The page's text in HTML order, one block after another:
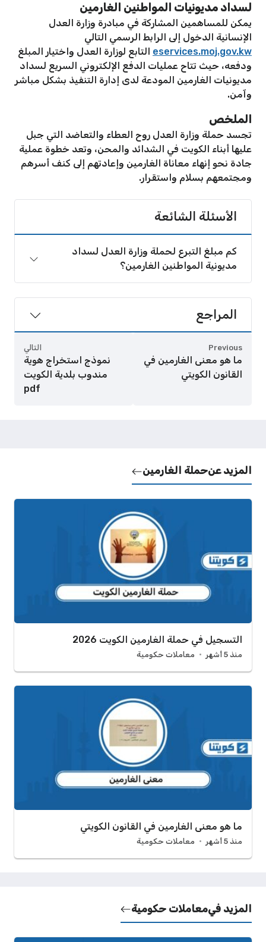
لسداد مديونيات المواطنين الغارمين
يمكن للمساهمين المشاركة في مبادرة وزارة العدل
الإنسانية الدخول إلى الرابط الرسمي التالي
eservices.moj.gov.kw التابع لوزارة العدل واختيار المبلغ
ودفعه، حيث تتاح عمليات الدفع الإلكتروني السريع لسداد
مديونيات الغارمين المودعة لدى إدارة التنفيذ بشكل مباشر
وآمن.
الملخص
تجسد حملة وزارة العدل روح العطاء والتعاضد التي جبل
عليها أبناء الكويت في الشدائد والمحن، وتعد خطوة عملية
جادة نحو إنهاء معاناة الغارمين وإعادتهم إلى كنف أسرهم
ومجتمعهم بسلام واستقرار.
الأسئلة الشائعة
كم مبلغ التبرع لحملة وزارة العدل لسداد
مديونية المواطنين الغارمين؟
المراجع
Previous
ما هو معنى الغارمين في
القانون الكويتي
التالي
نموذج استخراج هوية
مندوب بلدية الكويت
pdf
المزيد عنحملة الغارمين
التسجيل في حملة الغارمين الكويت 2026
منذ 5 أشهر معاملات حكومية
ما هو معنى الغارمين في القانون الكويتي
منذ 5 أشهر معاملات حكومية
المزيد فيمعاملات حكومية